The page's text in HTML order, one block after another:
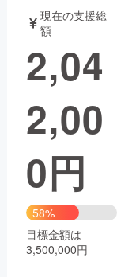
音楽
ゲーム・サ
Creation
コミュニティ
現在の支援総
額
2,04
2,00
0円
58%
目標金額は
3,500,000円